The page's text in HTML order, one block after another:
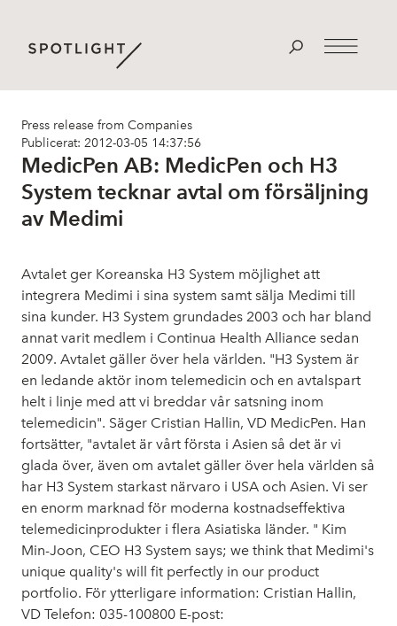
Press release from Companies
Publicerat: 2012-03-05 14:37:56
MedicPen AB: MedicPen och H3
System tecknar avtal om försäljning
av Medimi
Avtalet ger Koreanska H3 System möjlighet att
integrera Medimi i sina system samt sälja Medimi till
sina kunder. H3 System grundades 2003 och har bland
annat varit medlem i Continua Health Alliance sedan
2009. Avtalet gäller över hela världen. "H3 System är
en ledande aktör inom telemedicin och en avtalspart
helt i linje med att vi breddar vår satsning inom
telemedicin". Säger Cristian Hallin, VD MedicPen. Han
fortsätter, "avtalet är vårt första i Asien så det är vi
glada över, även om avtalet gäller över hela världen så
har H3 System starkast närvaro i USA och Asien. Vi ser
en enorm marknad för moderna kostnadseffektiva
telemedicinprodukter i flera Asiatiska länder. " Kim
Min-Joon, CEO H3 System says; we think that Medimi's
unique quality's will fit perfectly in our product
portfolio. För ytterligare information: Cristian Hallin,
VD Telefon: 035-100800 E-post: